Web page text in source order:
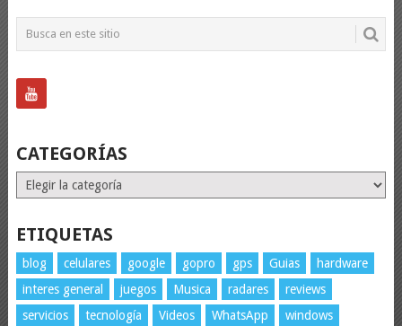
CATEGORÍAS
Categorías
ETIQUETAS
blog celulares google gopro gps Guias
hardware
interes general
juegos Musica radares
reviews
servicios
tecnología Videos WhatsApp windows